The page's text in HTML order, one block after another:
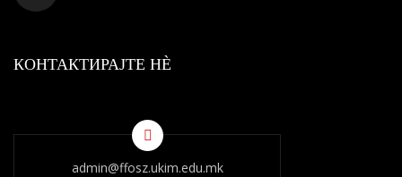
КОНТАКТИРАЈТЕ НÈ
admin@ffosz.ukim.edu.mk